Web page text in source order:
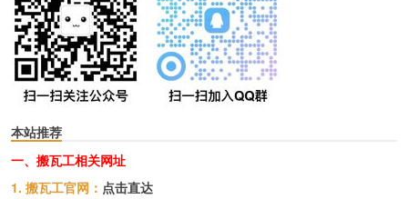
本站推荐
一、搬瓦工相关网址
1. 搬瓦工官网： 点击直达